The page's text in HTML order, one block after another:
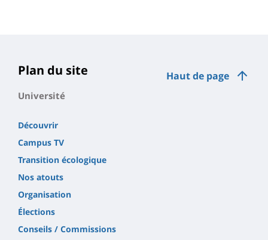
Haut de page
Plan du site
Université
Découvrir
Campus TV
Transition écologique
Nos atouts
Organisation
Élections
Conseils / Commissions